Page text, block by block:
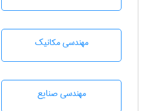
مهندسی مکانیک
مهندسی صنايع